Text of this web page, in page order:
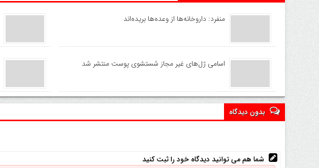
منفرد: داروخانه‌ها از وعده‌ها بریده‌اند
اسامی ژل‌های غیر مجاز شستشوی پوست منتشر شد
بدون دیدگاه
شما هم می توانید دیدگاه خود را ثبت کنید